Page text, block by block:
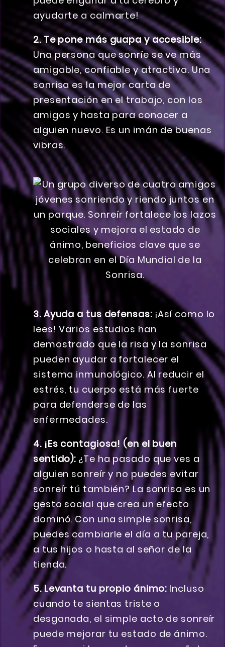
ayudarte a calmarte!
2. Te pone más guapa y accesible:
Una persona que sonríe se ve más
amigable, confiable y atractiva. Una
sonrisa es la mejor carta de
presentación en el trabajo, con los
amigos y hasta para conocer a
alguien nuevo. Es un imán de buenas
vibras.
3. Ayuda a tus defensas:¡Así como lo
lees! Varios estudios han
demostrado que la risa y la sonrisa
pueden ayudar a fortalecer el
sistema inmunológico. Al reducir el
estrés, tu cuerpo está más fuerte
para defenderse de las
enfermedades.
4. ¡Es contagiosa! (en el buen
sentido): ¿Te ha pasado que ves a
alguien sonreír y no puedes evitar
sonreír tú también? La sonrisa es un
gesto social que crea un efecto
dominó. Con una simple sonrisa,
puedes cambiarle el día a tu pareja,
a tus hijos o hasta al señor de la
tienda.
5. Levanta tu propio ánimo: Incluso
cuando te sientas triste o
desganada, el simple acto de sonreír
puede mejorar tu estado de ánimo.